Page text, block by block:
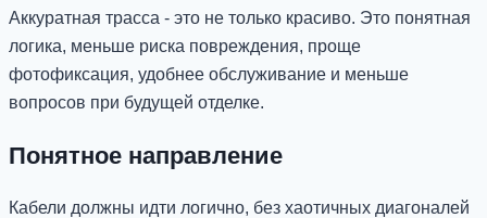
Аккуратная трасса - это не только красиво. Это понятная
логика, меньше риска повреждения, проще
фотофиксация, удобнее обслуживание и меньше
вопросов при будущей отделке.
Понятное направление
Кабели должны идти логично, без хаотичных диагоналей